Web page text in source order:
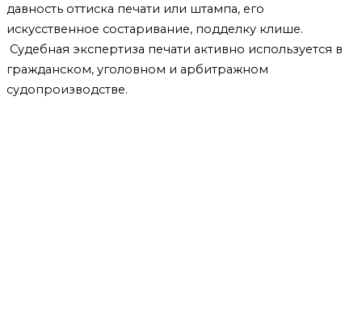
давность оттиска печати или штампа, его
искусственное состаривание, подделку клише.
Судебная экспертиза печати активно используется в
гражданском, уголовном и арбитражном
судопроизводстве.